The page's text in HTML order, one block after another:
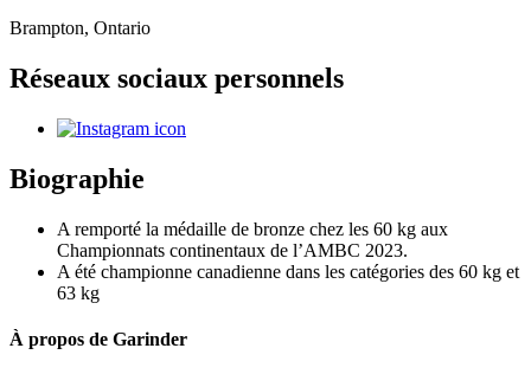
Brampton, Ontario
Réseaux sociaux personnels
Biographie
A remporté la médaille de bronze chez les 60 kg aux
Championnats continentaux de l’AMBC 2023.
A été championne canadienne dans les catégories des 60 kg et
63 kg
À propos de Garinder